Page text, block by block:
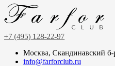
+7 (495) 128-22-97
Москва, Скандинавский б-
info@farforclub.ru